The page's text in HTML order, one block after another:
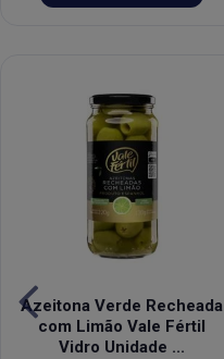
Azeitona Verde Recheada
com Limão Vale Fértil
Vidro Unidade ...